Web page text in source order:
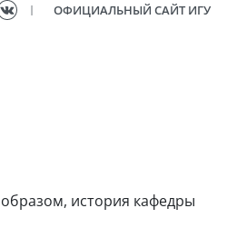
| ОФИЦИАЛЬНЫЙ САЙТ ИГУ
история кафедры